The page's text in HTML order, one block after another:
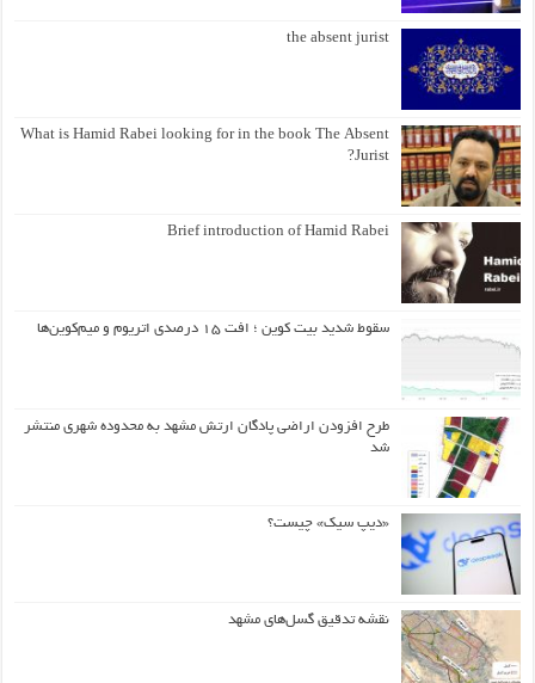
the absent jurist
What is Hamid Rabei looking for in the book The Absent
Jurist?
Brief introduction of Hamid Rabei
سقوط شدید بیت کوین ؛ افت ۱۵ درصدی اتریوم و میم‌کوین‌ها
طرح افزودن اراضی پادگان ارتش مشهد به محدوده شهری منتشر
شد
«دیپ سیک» چیست؟
نقشه تدقیق گسل‌های مشهد